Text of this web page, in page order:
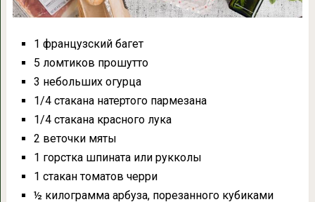
1 французский багет
5 ломтиков прошутто
3 небольших огурца
1/4 стакана натертого пармезана
1/4 стакана красного лука
2 веточки мяты
1 горстка шпината или рукколы
1 стакан томатов черри
½ килограмма арбуза, порезанного кубиками